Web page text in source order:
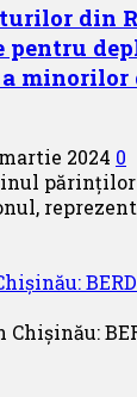
din
pentru
minorilor
2024 0
părinților